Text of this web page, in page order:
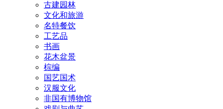
古建园林
文化和旅游
名特餐饮
工艺品
书画
花木盆景
棕编
国艺国术
汉服文化
非国有博物馆